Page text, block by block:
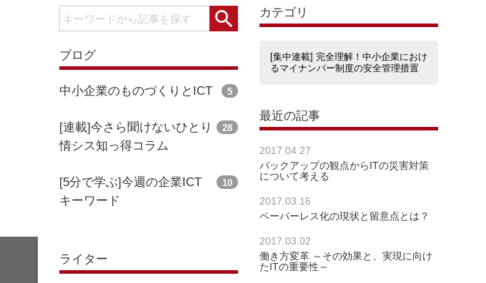

ブログ
中小企業のものづくりとICT 5
[連載]今さら聞けないひとり
情シス知っ得コラム
28
[5分で学ぶ]今週の企業ICT
キーワード
10
カテゴリ
[集中連載] 完全理解！中小企業におけ
るマイナンバー制度の安全管理措置
最近の記事
2017.04.27
バックアップの観点からITの災害対策
について考える
2017.03.16
ペーパーレス化の現状と留意点とは？
2017.03.02
働き方変革 ～その効果と、実現に向け
たITの重要性～
ライター